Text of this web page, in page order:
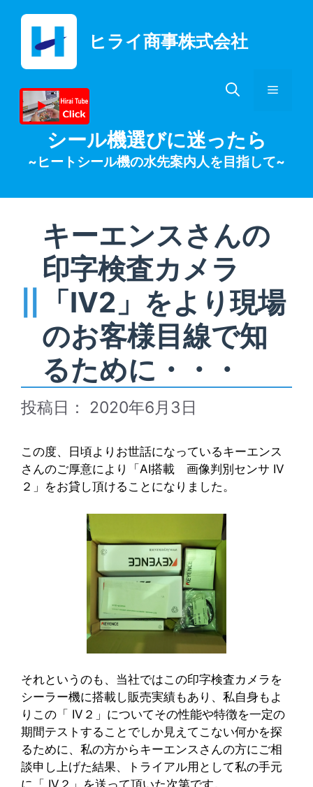
ヒライ商事株式会社
メ
シール機選びに迷ったら
~ヒートシール機の水先案内人を目指して~
キーエンスさんの
印字検査カメラ
「IV2」をより現場
のお客様目線で知
るために・・・
2020年6月3日
この度、日頃よりお世話になっているキーエンス
さんのご厚意により「AI搭載 画像判別センサ IV
２」をお貸し頂けることになりました。
それというのも、当社ではこの印字検査カメラを
シーラー機に搭載し販売実績もあり、私自身もよ
りこの「 IV２」についてその性能や特徴を一定の
期間テストすることでしか見えてこない何かを探
るために、私の方からキーエンスさんの方にご相
談申し上げた結果、トライアル用として私の手元